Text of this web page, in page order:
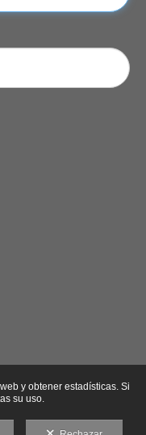
y obtener estadísticas. Si
su uso.